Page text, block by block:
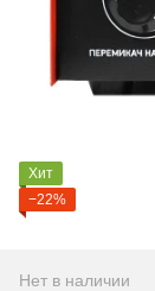
Хит
−22%
Нет в наличии